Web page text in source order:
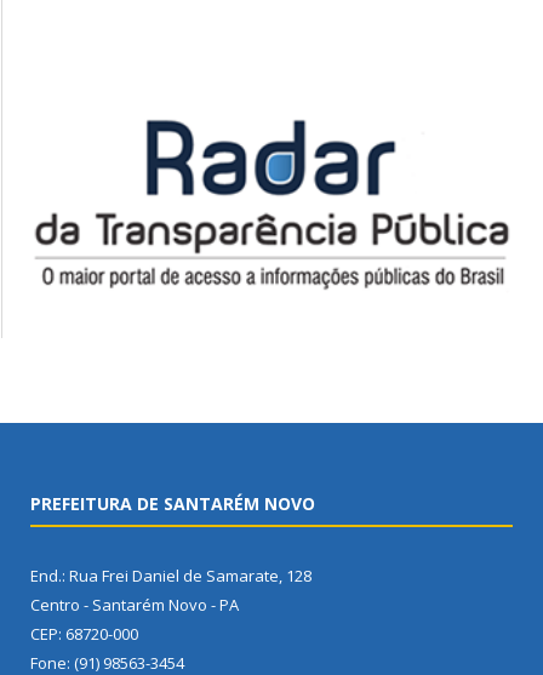
PREFEITURA DE SANTARÉM NOVO
End.: Rua Frei Daniel de Samarate, 128
Centro - Santarém Novo - PA
CEP: 68720-000
Fone: (91) 98563-3454